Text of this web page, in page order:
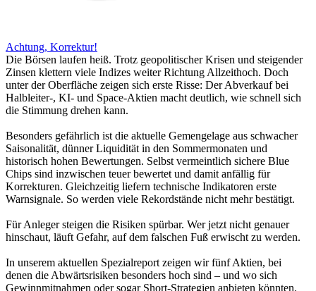
Achtung, Korrektur!
Die Börsen laufen heiß. Trotz geopolitischer Krisen und steigender
Zinsen klettern viele Indizes weiter Richtung Allzeithoch. Doch
unter der Oberfläche zeigen sich erste Risse: Der Abverkauf bei
Halbleiter-, KI- und Space-Aktien macht deutlich, wie schnell sich
die Stimmung drehen kann.
Besonders gefährlich ist die aktuelle Gemengelage aus schwacher
Saisonalität, dünner Liquidität in den Sommermonaten und
historisch hohen Bewertungen. Selbst vermeintlich sichere Blue
Chips sind inzwischen teuer bewertet und damit anfällig für
Korrekturen. Gleichzeitig liefern technische Indikatoren erste
Warnsignale. So werden viele Rekordstände nicht mehr bestätigt.
Für Anleger steigen die Risiken spürbar. Wer jetzt nicht genauer
hinschaut, läuft Gefahr, auf dem falschen Fuß erwischt zu werden.
In unserem aktuellen Spezialreport zeigen wir fünf Aktien, bei
denen die Abwärtsrisiken besonders hoch sind – und wo sich
Gewinnmitnahmen oder sogar Short-Strategien anbieten könnten.